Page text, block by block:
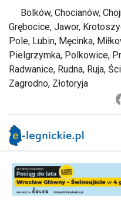
Bolków, Chocianów,
Grębocice, Jawor,
Pole, Lubin, Męcinka,
Pielgrzymka, Polkowice,
Radwanice, Rudna, Ruja,
Zagrodno, Złotoryja